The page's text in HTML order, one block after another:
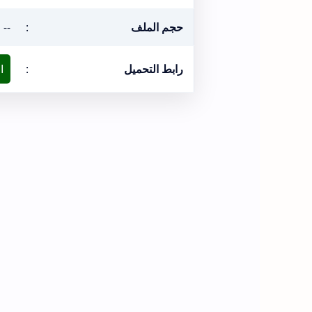
حجم الملف :
--
رابط التحميل :